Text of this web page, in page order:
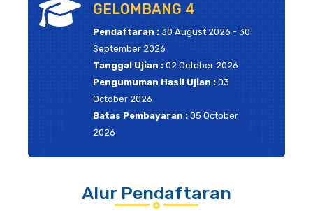
GELOMBANG 4
Pendaftaran :30 August 2026 - 30
September 2026
Tanggal Ujian :02 October 2026
Pengumuman Hasil Ujian :03
October 2026
Batas Pembayaran :05 October
2026
Alur Pendaftaran